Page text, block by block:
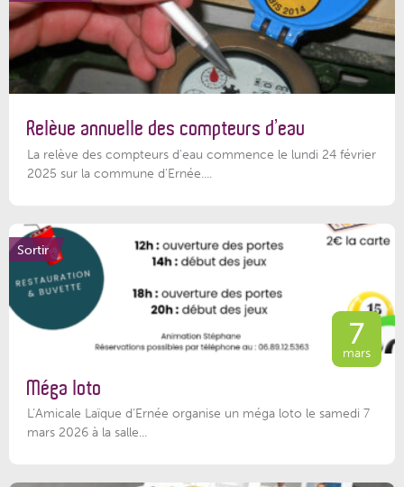
Relève annuelle des compteurs d’eau
La relève des compteurs d'eau commence le lundi 24 février
2025 sur la commune d’Ernée....
Sortir
7
mars
Méga loto
L’Amicale Laïque d’Ernée organise un méga loto le samedi 7
mars 2026 à la salle...